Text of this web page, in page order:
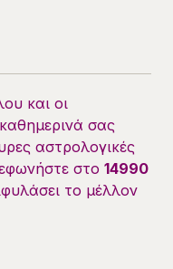
και οι
σας
αστρολογικές
στο 14990
το μέλλον